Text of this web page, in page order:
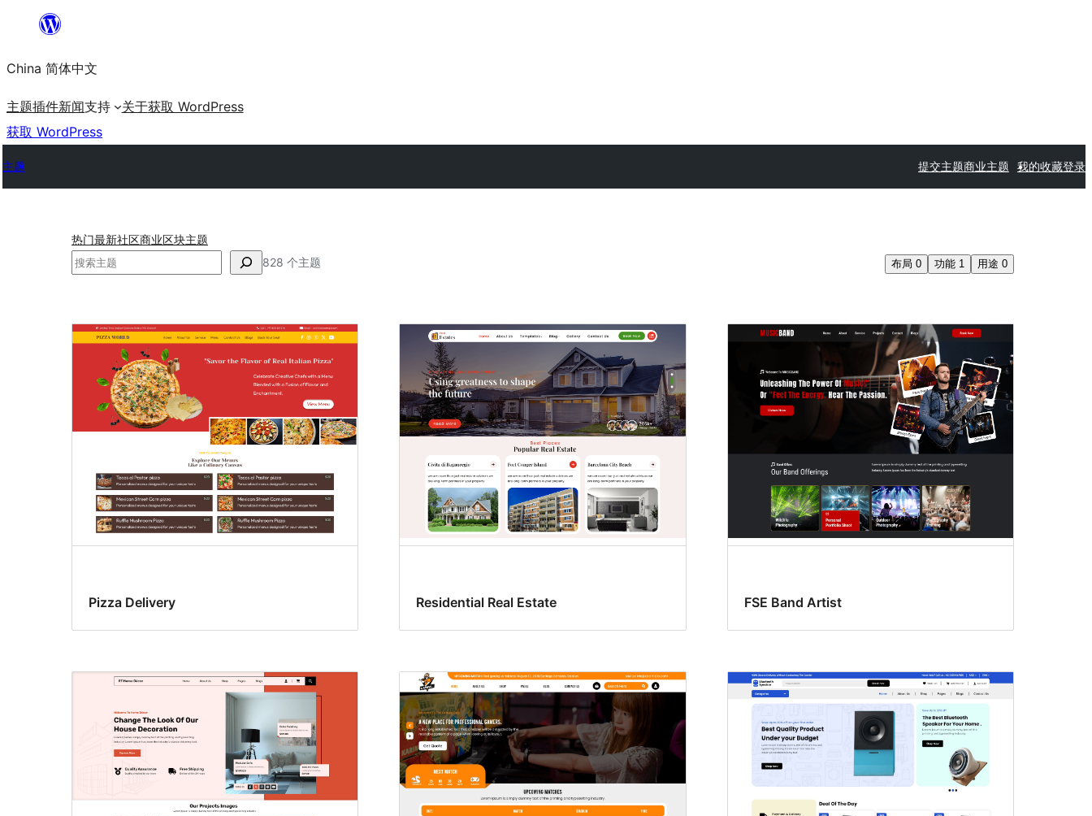
内
容
China 简体中文
主题插件新闻支持 关于获取 WordPress
获取 WordPress
主题 提交主题商业主题 我的收藏登录
热门最新社区商业区块主题
搜
828 个主题 布局 0 功能 1 用途 0
样
Pizza Delivery Residential Real Estate FSE Band Artist